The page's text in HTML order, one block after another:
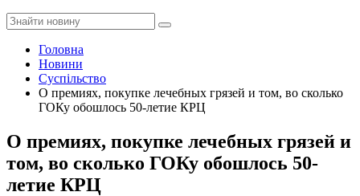
Головна
Новини
Суспільство
О премиях, покупке лечебных грязей и том, во сколько
ГОКу обошлось 50-летие КРЦ
О премиях, покупке лечебных грязей и
том, во сколько ГОКу обошлось 50-
летие КРЦ